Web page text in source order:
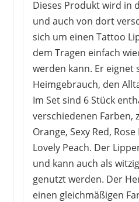
6,99 €
Dieses Produkt wird in
und auch von dort
sich um einen Tattoo
dem Tragen einfach
werden kann. Er eignet
Heimgebrauch, den
Im Set sind 6 Stück
verschiedenen Farben,
Orange, Sexy Red,
Lovely Peach. Der
und kann auch als
genutzt werden. Der
einen gleichmäßigen